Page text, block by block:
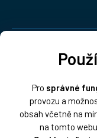
Pro správné
provozu a
obsah včetně na
na tomto